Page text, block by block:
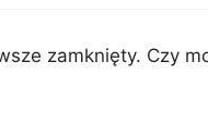
zamknięty. Czy